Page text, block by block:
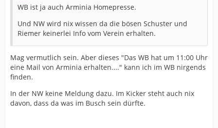
WB ist ja auch Arminia Homepresse.
Und NW wird nix wissen da die bösen Schuster und
Riemer keinerlei Info vom Verein erhalten.
Mag vermutlich sein. Aber dieses "Das WB hat um 11:00 Uhr
eine Mail von Arminia erhalten...." kann ich im WB nirgends
finden.
In der NW keine Meldung dazu. Im Kicker steht auch nix
davon, dass da was im Busch sein dürfte.